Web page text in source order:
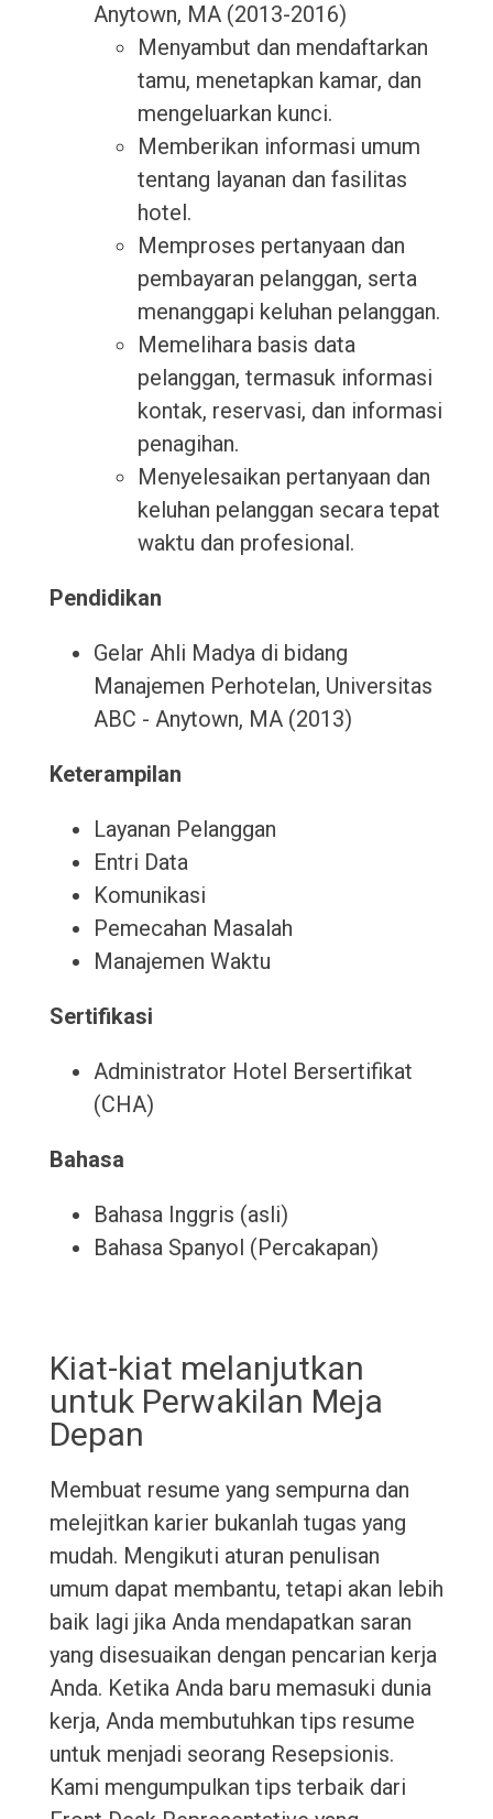
Anytown, MA (2013-2016)
Menyambut dan mendaftarkan
tamu, menetapkan kamar, dan
mengeluarkan kunci.
Memberikan informasi umum
tentang layanan dan fasilitas
hotel.
Memproses pertanyaan dan
pembayaran pelanggan, serta
menanggapi keluhan pelanggan.
Memelihara basis data
pelanggan, termasuk informasi
kontak, reservasi, dan informasi
penagihan.
Menyelesaikan pertanyaan dan
keluhan pelanggan secara tepat
waktu dan profesional.
Pendidikan
Gelar Ahli Madya di bidang
Manajemen Perhotelan, Universitas
ABC - Anytown, MA (2013)
Keterampilan
Layanan Pelanggan
Entri Data
Komunikasi
Pemecahan Masalah
Manajemen Waktu
Sertifikasi
Administrator Hotel Bersertifikat
(CHA)
Bahasa
Bahasa Inggris (asli)
Bahasa Spanyol (Percakapan)
Kiat-kiat melanjutkan
untuk Perwakilan Meja
Depan
Membuat resume yang sempurna dan
melejitkan karier bukanlah tugas yang
mudah. Mengikuti aturan penulisan
umum dapat membantu, tetapi akan lebih
baik lagi jika Anda mendapatkan saran
yang disesuaikan dengan pencarian kerja
Anda. Ketika Anda baru memasuki dunia
kerja, Anda membutuhkan tips resume
untuk menjadi seorang Resepsionis.
Kami mengumpulkan tips terbaik dari